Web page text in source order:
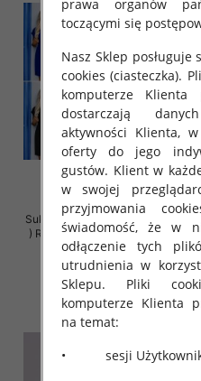
Sukienki damskie (Polska produkt
) Roz 36-42, Mix Kolor Paczka 5
szt
26.00 zł
szczegóły
prawa organów
toczącymi się
Nasz Sklep
cookies (ciasteczka).
komputerze
dostarczają
aktywności Klienta,
oferty do jego
gustów. Klient w
w swojej
przyjmowania
świadomość, że w
odłączenie tych
utrudnienia w
Sklepu. Pliki
komputerze Klienta
na temat:
• sesji